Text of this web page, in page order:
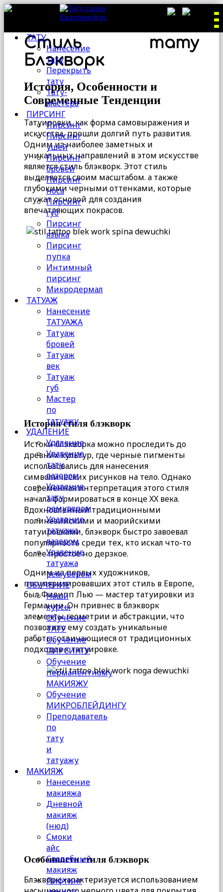
ТАТУ
Нанесение
тату
Перекрыть
тату
Тату-
мастера
ПИРСИНГ
Пирсинг
Пирсинг
ушей
Пирсинг
бровей
Пирсинг
носа
Пирсинг
губ
Пирсинг
языка
Пирсинг
пупка
Интимный
пирсинг
Микродермал
ТАТУАЖ
Нанесение
ТАТУАЖА
Татуаж
бровей
Татуаж
век
Татуаж
губ
Мастер
по
татуажу
УДАЛЕНИЕ
Удаление
Удаление
тату
лазером
Удаление
тату
ремувером
Удаление
татуажа
лазером
Удаление
татуажа
ремувером
ОБУЧЕНИЕ
Наши
курсы
Обучение
ТАТУ
Обучение
ПИРСИНГУ
Обучение
перманентному
МАКИЯЖУ
Обучение
МИКРОБЛЕЙДИНГУ
Преподаватель
по
тату
и
татуажу
МАКИЯЖ
Нанесение
макияжа
Дневной
макияж
(нюд)
Смоки
айс
Свадебный
макияж
Лифтинг
Стиль тату
Блэкворк
История, Особенности и
Современные Тенденции
Татуировки, как форма самовыражения и
искусства, прошли долгий путь развития.
Одним из наиболее заметных и
уникальных направлений в этом искусстве
является стиль блэкворк. Этот стиль
выделяется своим масштабом. а также
глубокими черными оттенками, которые
служат основой для создания
впечатляющих покрасов.
История стиля блэкворк
Истоки блэкворка можно проследить до
древних культур, где черные пигменты
использовались для нанесения
символических рисунков на тело. Однако
современная интерпретация этого стиля
начала формироваться в конце XX века.
Вдохновленный традиционными
полинезийскими и маорийскими
татуировками, блэкворк быстро завоевал
популярность среди тех, кто искал что-то
более простое но дерзкое.
Одним из первых художников,
популяризировавших этот стиль в Европе,
был Филипп Лью — мастер татуировки из
Германии. Он привнес в блэкворк
элементы геометрии и абстракции, что
позволило ему создать уникальные
работы, отличающиеся от традиционных
подходов к татуировке.
Особенности стиля блэкворк
Блэкворк характеризуется использованием